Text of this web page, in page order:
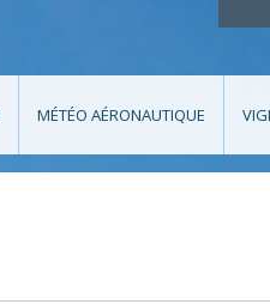
MÉTÉO AÉRONAUTIQUE